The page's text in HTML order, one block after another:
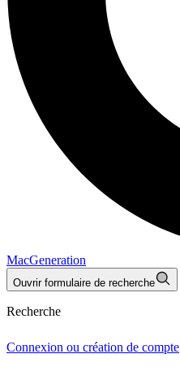
MacGeneration
Ouvrir formulaire de recherche
Recherche
Connexion ou création de compte